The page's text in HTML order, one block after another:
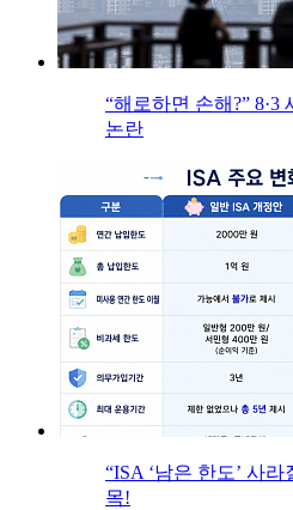
“해로하면 손해?” 8·3
논란
“ISA ‘남은 한도’ 사
목!